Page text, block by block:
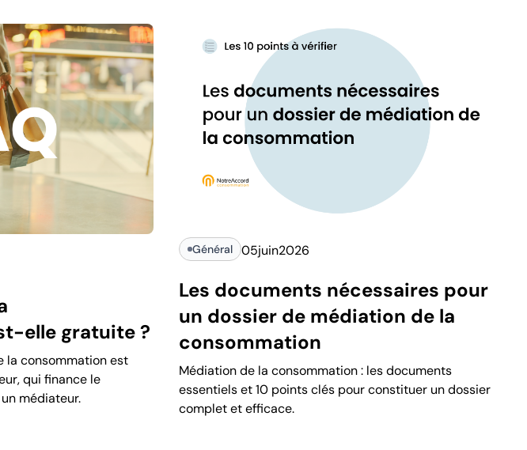
elle gratuite ?
la consommation est
qui finance le
médiateur.
Général 05juin2026
Les documents nécessaires pour
un dossier de médiation de la
consommation
Médiation de la consommation : les documents
essentiels et 10 points clés pour constituer un dossier
complet et efficace.